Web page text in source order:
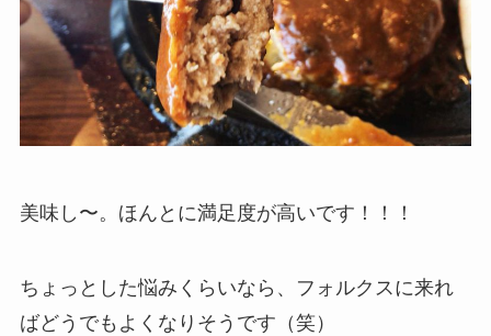
美味し〜。ほんとに満足度が高いです！！！
ちょっとした悩みくらいなら、フォルクスに来れ
ばどうでもよくなりそうです（笑）